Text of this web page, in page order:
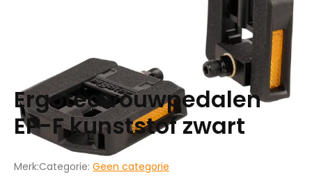
Ergotec vouwpedalen
EP-F kunststof zwart
Merk:Categorie: Geen categorie